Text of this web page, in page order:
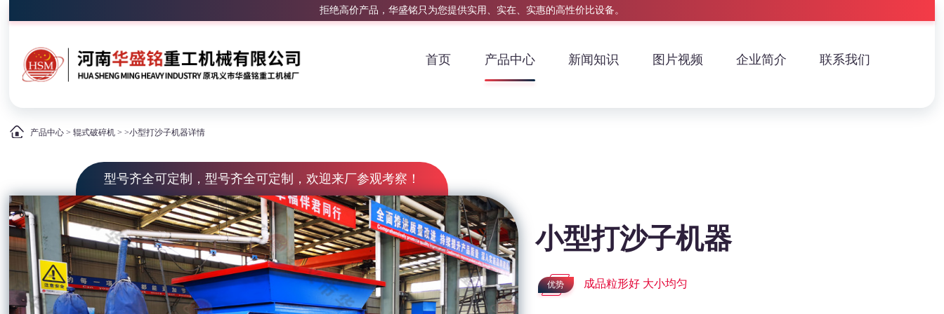
拒绝高价产品，华盛铭只为您提供实用、实在、实惠的高性价比设备。
首页 产品中心 新闻知识 图片视频 企业简介 联系我们
产品中心 >辊式破碎机 > >小型打沙子机器详情
型号齐全可定制，型号齐全可定制，欢迎来厂参观考察！
小型打沙子机器
优势 成品粒形好 大小均匀